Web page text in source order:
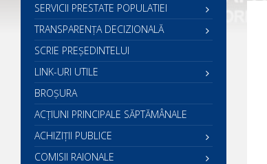
SERVICII PRESTATE POPULATIEI
TRANSPARENȚA DECIZIONALĂ
SCRIE PREŞEDINTELUI
LINK-URI UTILE
BROȘURA
ACŢIUNI PRINCIPALE SĂPTĂMÂNALE
ACHIZIȚII PUBLICE
COMISII RAIONALE